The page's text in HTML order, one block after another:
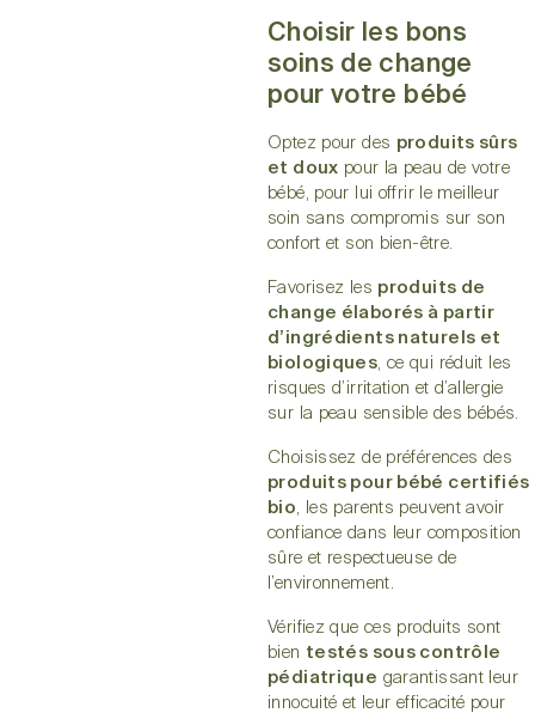
Choisir les bons
soins de change
pour votre bébé
Optez pour des produits sûrs
et doux pour la peau de votre
bébé, pour lui offrir le meilleur
soin sans compromis sur son
confort et son bien-être.
Favorisez les produits de
change élaborés à partir
d’ingrédients naturels et
biologiques , ce qui réduit les
risques d’irritation et d’allergie
sur la peau sensible des bébés.
Choisissez de préférences des
produits pour bébé certifiés
bio , les parents peuvent avoir
confiance dans leur composition
sûre et respectueuse de
l’environnement.
Vérifiez que ces produits sont
bien testés sous contrôle
pédiatrique garantissant leur
innocuité et leur efficacité pour